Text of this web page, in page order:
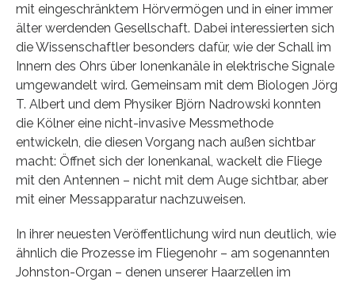
mit eingeschränktem Hörvermögen und in einer immer
älter werdenden Gesellschaft. Dabei interessierten sich
die Wissenschaftler besonders dafür, wie der Schall im
Innern des Ohrs über Ionenkanäle in elektrische Signale
umgewandelt wird. Gemeinsam mit dem Biologen Jörg
T. Albert und dem Physiker Björn Nadrowski konnten
die Kölner eine nicht-invasive Messmethode
entwickeln, die diesen Vorgang nach außen sichtbar
macht: Öffnet sich der Ionenkanal, wackelt die Fliege
mit den Antennen – nicht mit dem Auge sichtbar, aber
mit einer Messapparatur nachzuweisen.
In ihrer neuesten Veröffentlichung wird nun deutlich, wie
ähnlich die Prozesse im Fliegenohr – am sogenannten
Johnston-Organ – denen unserer Haarzellen im